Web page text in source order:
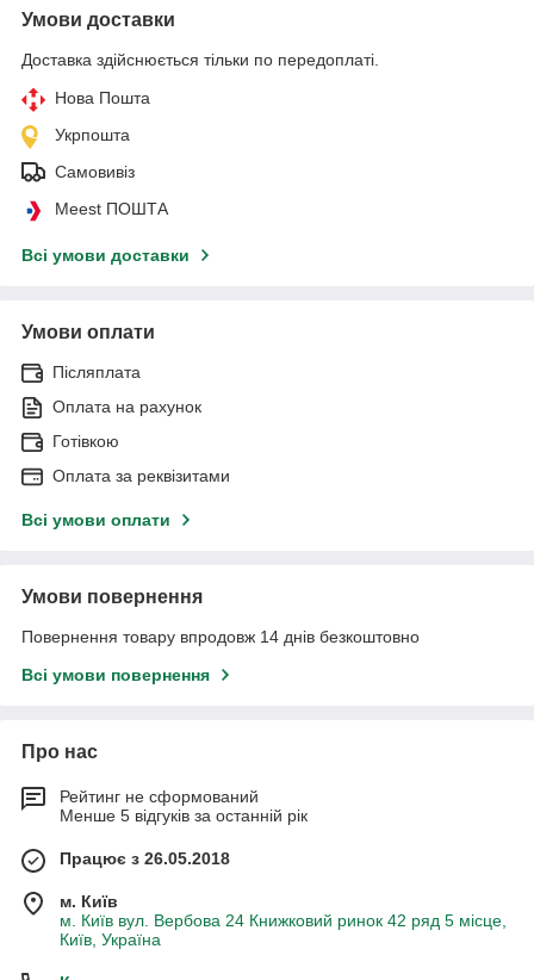
Умови доставки
Доставка здійснюється тільки по передоплаті.
Нова Пошта
Укрпошта
Самовивіз
Meest ПОШТА
Всі умови доставки
Умови оплати
Післяплата
Оплата на рахунок
Готівкою
Оплата за реквізитами
Всі умови оплати
Умови повернення
Повернення товару впродовж 14 днів безкоштовно
Всі умови повернення
Про нас
Рейтинг не сформований
Менше 5 відгуків за останній рік
Працює з 26.05.2018
м. Київ
м. Київ вул. Вербова 24 Книжковий ринок 42 ряд 5 місце,
Київ, Україна